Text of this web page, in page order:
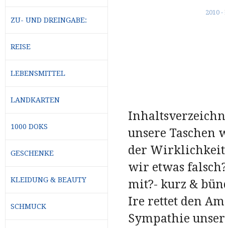
unsere Taschen
der Wirklichkeit
wir etwas
mit?- kurz &
Ire rettet den
Sympathie
ZU- UND DREINGABE:
REISE
LEBENSMITTEL
LANDKARTEN
1000 DOKS
GESCHENKE
KLEIDUNG & BEAUTY
SCHMUCK